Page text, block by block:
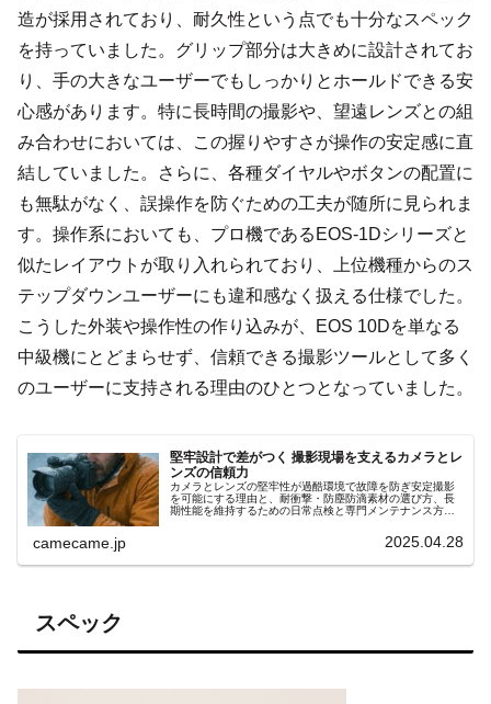
造が採用されており、耐久性という点でも十分なスペック
を持っていました。グリップ部分は大きめに設計されてお
り、手の大きなユーザーでもしっかりとホールドできる安
心感があります。特に長時間の撮影や、望遠レンズとの組
み合わせにおいては、この握りやすさが操作の安定感に直
結していました。さらに、各種ダイヤルやボタンの配置に
も無駄がなく、誤操作を防ぐための工夫が随所に見られま
す。操作系においても、プロ機であるEOS-1Dシリーズと
似たレイアウトが取り入れられており、上位機種からのス
テップダウンユーザーにも違和感なく扱える仕様でした。
こうした外装や操作性の作り込みが、EOS 10Dを単なる
中級機にとどまらせず、信頼できる撮影ツールとして多く
のユーザーに支持される理由のひとつとなっていました。
堅牢設計で差がつく 撮影現場を支えるカメラとレ
ンズの信頼力
カメラとレンズの堅牢性が過酷環境で故障を防ぎ安定撮影
を可能にする理由と、耐衝撃・防塵防滴素材の選び方、長
期性能を維持するための日常点検と専門メンテナンス方
camecame.jp 2025.04.28
スペック